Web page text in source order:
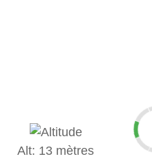
Alt: 13 mètres